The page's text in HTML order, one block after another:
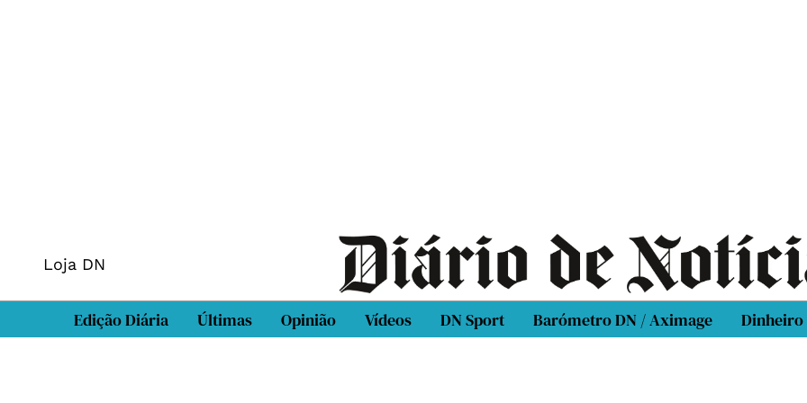
Loja DN
Edição Diária Últimas Opinião Vídeos DN Sport Barómetro DN / Aximage Dinheiro